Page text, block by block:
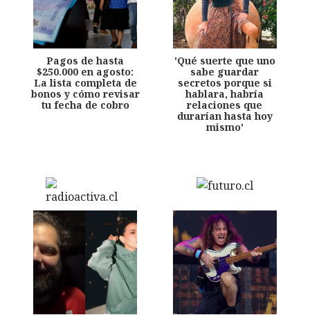
Pagos de hasta
$250.000 en agosto:
La lista completa de
bonos y cómo revisar
tu fecha de cobro
'Qué suerte que uno
sabe guardar
secretos porque si
hablara, habría
relaciones que
durarían hasta hoy
mismo'